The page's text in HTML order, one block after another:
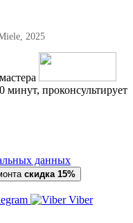
2025
минут, проконсультирует
данных
скидка 15%
Viber